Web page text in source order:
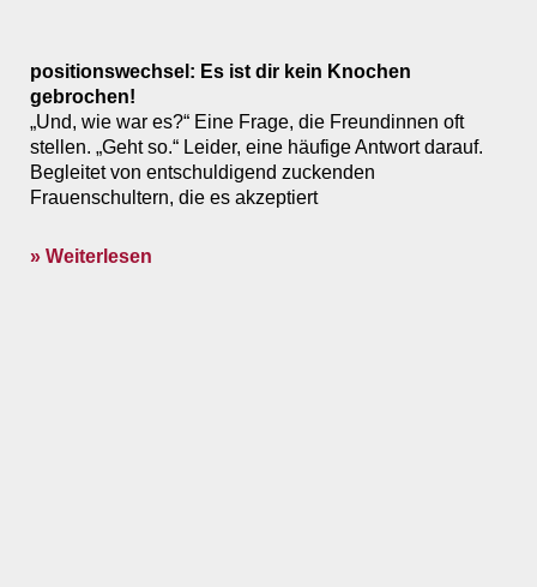
positionswechsel: Es ist dir kein Knochen
gebrochen!
„Und, wie war es?“ Eine Frage, die Freundinnen oft
stellen. „Geht so.“ Leider, eine häufige Antwort darauf.
Begleitet von entschuldigend zuckenden
Frauenschultern, die es akzeptiert
» Weiterlesen